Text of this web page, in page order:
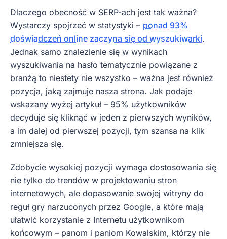
Dlaczego obecność w SERP-ach jest tak ważna?
Wystarczy spojrzeć w statystyki – ponad 93%
doświadczeń online zaczyna się od wyszukiwarki.
Jednak samo znalezienie się w wynikach
wyszukiwania na hasło tematycznie powiązane z
branżą to niestety nie wszystko – ważna jest również
pozycja, jaką zajmuje nasza strona. Jak podaje
wskazany wyżej artykuł – 95% użytkowników
decyduje się kliknąć w jeden z pierwszych wyników,
a im dalej od pierwszej pozycji, tym szansa na klik
zmniejsza się.
Zdobycie wysokiej pozycji wymaga dostosowania się
nie tylko do trendów w projektowaniu stron
internetowych, ale dopasowanie swojej witryny do
reguł gry narzuconych przez Google, a które mają
ułatwić korzystanie z Internetu użytkownikom
końcowym – panom i paniom Kowalskim, którzy nie